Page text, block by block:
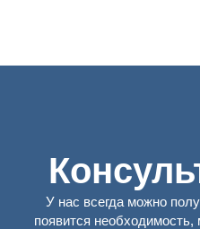
У нас всегда можно
появится